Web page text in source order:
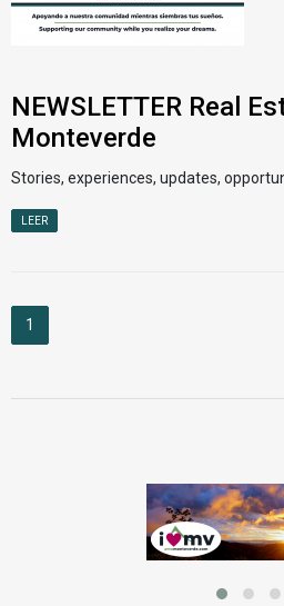
NEWSLETTER Real
Monteverde
Stories, experiences, updates,
LEER
1